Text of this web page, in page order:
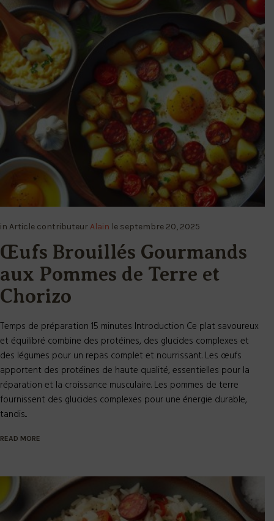
Article Alain septembre 20, 2025
Œufs Brouillés Gourmands
aux Pommes de Terre et
Chorizo
Temps de préparation 15 minutes Introduction Ce plat savoureux
des légumes pour un repas complet et nourrissant. Les œufs
apportent des protéines de haute qualité, essentielles pour la
réparation et la croissance musculaire. Les pommes de terre
fournissent des glucides complexes pour une énergie durable,
tandis...
READ MORE